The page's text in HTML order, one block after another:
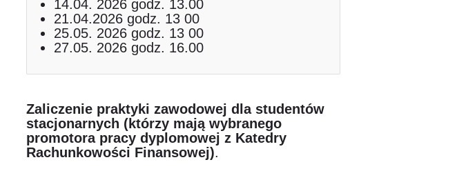
14.04. 2026 godz. 13.00
21.04.2026 godz. 13 00
25.05. 2026 godz. 13 00
27.05. 2026 godz. 16.00
Zaliczenie praktyki zawodowej dla studentów
stacjonarnych (którzy mają wybranego
promotora pracy dyplomowej z Katedry
Rachunkowości Finansowej).